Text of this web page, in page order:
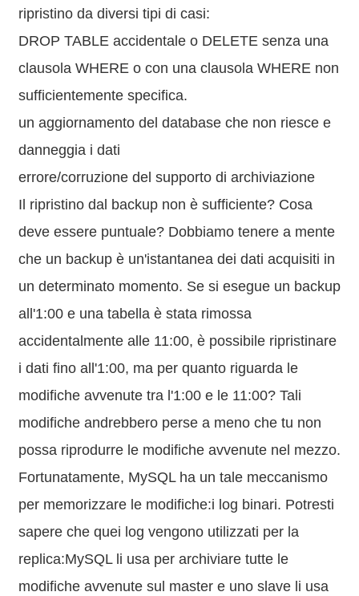
ripristino da diversi tipi di casi:
DROP TABLE accidentale o DELETE senza una
clausola WHERE o con una clausola WHERE non
sufficientemente specifica.
un aggiornamento del database che non riesce e
danneggia i dati
errore/corruzione del supporto di archiviazione
Il ripristino dal backup non è sufficiente? Cosa
deve essere puntuale? Dobbiamo tenere a mente
che un backup è un'istantanea dei dati acquisiti in
un determinato momento. Se si esegue un backup
all'1:00 e una tabella è stata rimossa
accidentalmente alle 11:00, è possibile ripristinare
i dati fino all'1:00, ma per quanto riguarda le
modifiche avvenute tra l'1:00 e le 11:00? Tali
modifiche andrebbero perse a meno che tu non
possa riprodurre le modifiche avvenute nel mezzo.
Fortunatamente, MySQL ha un tale meccanismo
per memorizzare le modifiche:i log binari. Potresti
sapere che quei log vengono utilizzati per la
replica:MySQL li usa per archiviare tutte le
modifiche avvenute sul master e uno slave li usa